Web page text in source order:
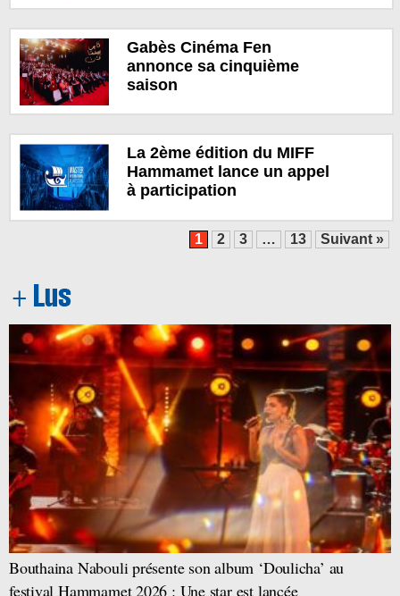
Gabès Cinéma Fen
annonce sa cinquième
saison
La 2ème édition du MIFF
Hammamet lance un appel
à participation
1 2 3 … 13 Suivant »
Bouthaina Nabouli présente son album ‘Doulicha’ au
festival Hammamet 2026 : Une star est lancée